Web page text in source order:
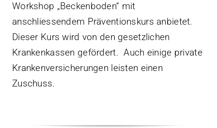
Workshop „Beckenboden“ mit
anschliessendem Präventionskurs anbietet.
Dieser Kurs wird von den gesetzlichen
Krankenkassen gefördert. Auch einige private
Krankenversicherungen leisten einen
Zuschuss.